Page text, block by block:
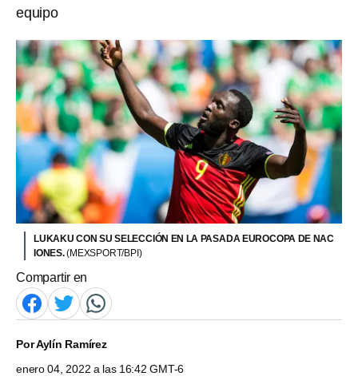
equipo
LUKAKU CON SU SELECCIÓN EN LA PASADA EUROCOPA DE NAC
IONES.(MEXSPORT/BPI)
Compartir en
PorAylín Ramírez
enero 04, 2022 a las 16:42 GMT-6